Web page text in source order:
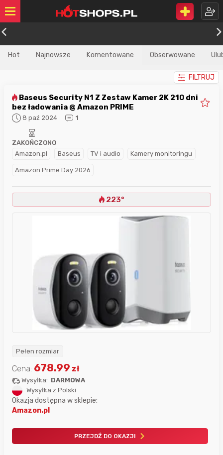
Hot Najnowsze Komentowane Obserwowane
FILTRUJ
bez ładowania @ Amazon PRIME
8 paź 2024 1
Amazon.pl Baseus TV i audio Kamery monitoringu
Amazon Prime Day 2026
ZAKOŃCZONO
223°
Pełen rozmiar
Cena: 678.99 zł
Wysyłka: DARMOWA
Wysyłka z Polski
Okazja dostępna w sklepie:
Amazon.pl
PRZEJDŹ DO OKAZJI